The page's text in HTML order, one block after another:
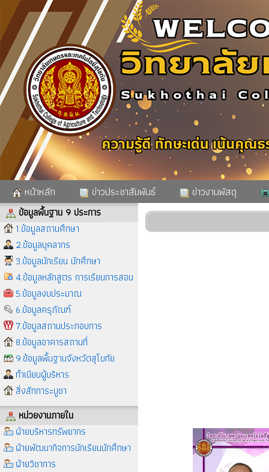
หน้าหลัก ข่าวประชาสัมพันธ์ ข่าวงานพัสดุ
ข้อมูลพื้นฐาน 9 ประการ
1.ข้อมูลสถานศึกษา
2.ข้อมูลบุคลากร
3.ข้อมูลนักเรียน นักศึกษา
4.ข้อมูลหลักสูตร การเรียนการสอน
5.ข้อมูลงบประมาณ
6.ข้อมูลครุภัณฑ์
7.ข้อมูลสถานประกอบการ
8.ข้อมูลอาคารสถานที่
9.ข้อมูลพื้นฐานจังหวัดสุโขทัย
ทำเนียบผู้บริหาร
สิ่งสักการะบูชา
หน่วยงานภายใน
ฝ่ายบริหารทรัพยากร
ฝ่ายพัฒนากิจการนักเรียนนักศึกษา
ฝ่ายวิชาการ